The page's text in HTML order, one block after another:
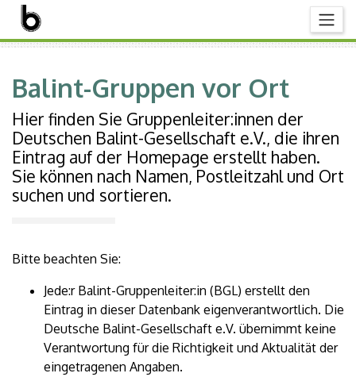
Balint-Gruppen vor Ort
Hier finden Sie Gruppenleiter:innen der
Deutschen Balint-Gesellschaft e.V., die ihren
Eintrag auf der Homepage erstellt haben.
Sie können nach Namen, Postleitzahl und Ort
suchen und sortieren.
Bitte beachten Sie:
Jede:r Balint-Gruppenleiter:in (BGL) erstellt den
Eintrag in dieser Datenbank eigenverantwortlich. Die
Deutsche Balint-Gesellschaft e.V. übernimmt keine
Verantwortung für die Richtigkeit und Aktualität der
eingetragenen Angaben.